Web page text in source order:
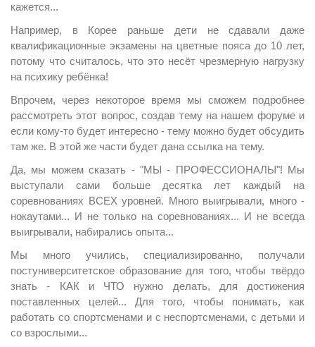
кажется...
Например, в Корее раньше дети не сдавали даже
квалификационные экзамены на цветные пояса до 10 лет,
потому что считалось, что это несёт чрезмерную нагрузку
на психику ребёнка!
Впрочем, через некоторое время мы сможем подробнее
рассмотреть этот вопрос, создав тему на нашем форуме и
если кому-то будет интересно - тему можно будет обсудить
там же. В этой же части будет дана ссылка на тему.
Да, мы можем сказать - "МЫ - ПРОФЕССИОНАЛЫ"! Мы
выступали сами больше десятка лет каждый на
соревнованиях ВСЕХ уровней. Много выигрывали, много -
нокаутами... И не только на соревнованиях... И не всегда
выигрывали, набирались опыта...
Мы много учились, специализированно, получали
постуниверситетское образование для того, чтобы твёрдо
знать - КАК и ЧТО нужно делать, для достижения
поставленных целей... Для того, чтобы понимать, как
работать со спортсменами и с неспортсменами, с детьми и
со взрослыми...